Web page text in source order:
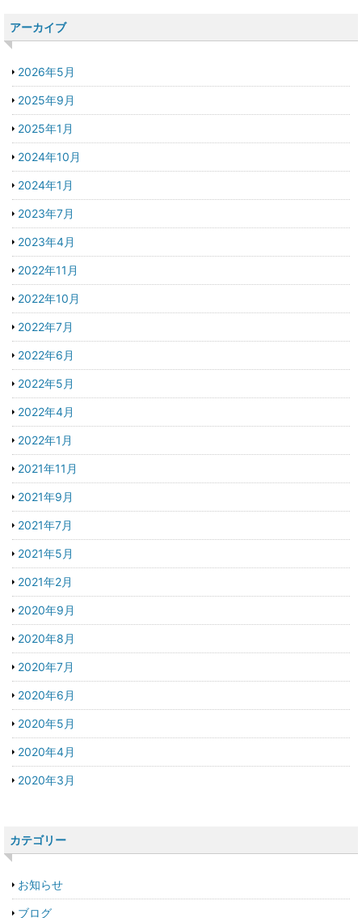
アーカイブ
2026年5月
2025年9月
2025年1月
2024年10月
2024年1月
2023年7月
2023年4月
2022年11月
2022年10月
2022年7月
2022年6月
2022年5月
2022年4月
2022年1月
2021年11月
2021年9月
2021年7月
2021年5月
2021年2月
2020年9月
2020年8月
2020年7月
2020年6月
2020年5月
2020年4月
2020年3月
カテゴリー
お知らせ
ブログ